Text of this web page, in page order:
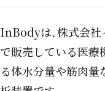
InBodyは､株式会社
で販売している医療
る体水分量や筋肉